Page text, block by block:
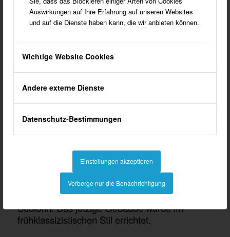
Auswirkungen auf Ihre Erfahrung auf unseren Websites
und auf die Dienste haben kann, die wir anbieten können.
Wichtige Website Cookies
Andere externe Dienste
Datenschutz-Bestimmungen
Einstellungen akzeptieren
Verberge nur die Benachrichtigung
Denkmäler müssen geschützt werden, sie sind
identitätsstiftend und geben der Gemeinde ein
Das Haus Lohn
zählt zu den bedeutendsten Wahrzeichen von
Südlohn. Das jetzige Gebäude wurde im
frühklassizistischen Stil errichtet.